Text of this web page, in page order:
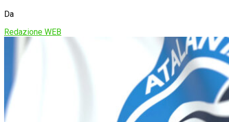
Da
Redazione WEB